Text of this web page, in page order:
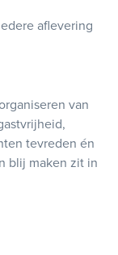
aflevering
van
tevreden én
blij maken zit in